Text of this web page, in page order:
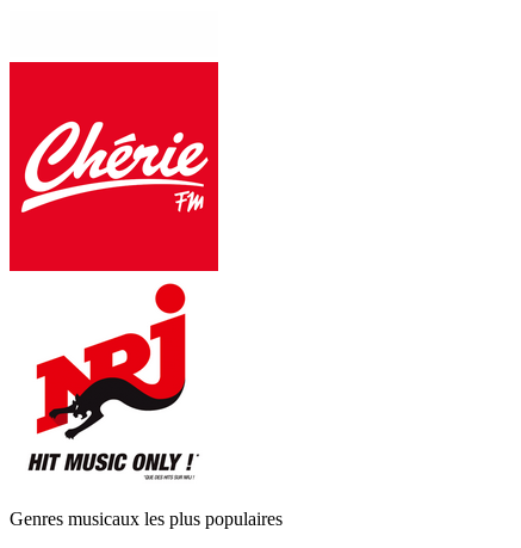
Genres musicaux les plus populaires